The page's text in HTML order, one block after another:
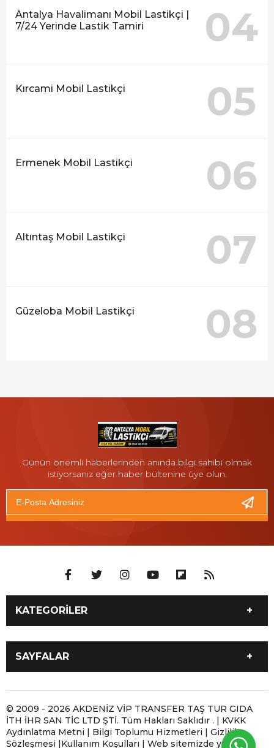
Antalya Havalimanı Mobil Lastikçi |
7/24 Yerinde Lastik Tamiri
04
Kırcami Mobil Lastikçi 05
Ermenek Mobil Lastikçi 06
Altıntaş Mobil Lastikçi 07
Güzeloba Mobil Lastikçi 08
Günün önemli haberlerinden anında bilgi sahibi olmak
istiyorsanız eğer haber bültenine üye olun.
KATEGORİLER
İLETİŞİM 05061800102
Antalya 7/24 Moto Yol
Taşıma
Antalya Motosiklet Çekici
ve Moto Yol Yardım
Antalya Moto Yol Yardım |
Motosikletiniz Yolda
Kaldığında
Antalya Motosiklet Taşıma
ANTALYA MOBİL LASTİKÇİ
SAYFALAR
Antalya 7/24 Moto Yol
Yardım ve Motosiklet
Taşıma
Antalya Yerinde Lastik
Tamiri | 7/24 Mobil
Lastikçi
© 2009 - 2026 AKDENİZ VİP TRANSFER TAŞ TUR GIDA
İTH İHR SAN TİC LTD ŞTİ. Tüm Hakları Saklıdır . | KVKK
Aydınlatma Metni | Bilgi Toplumu Hizmetleri | Gizlilik
Sözleşmesi |Kullanım Koşulları | Web sitemizde yer alan